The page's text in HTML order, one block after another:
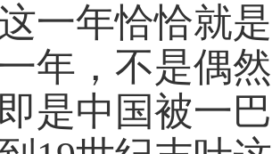
一年恰恰就
年，不是偶
是中国被一